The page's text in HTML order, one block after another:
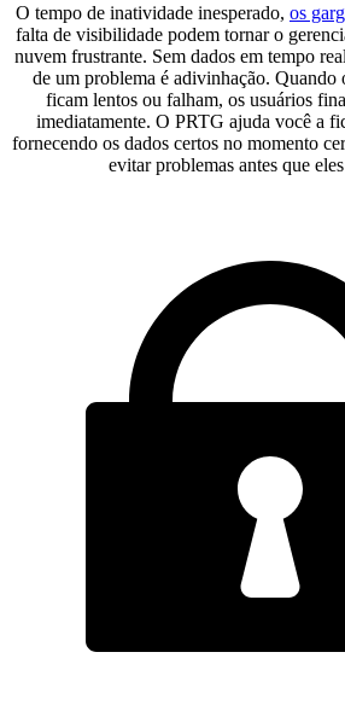
O tempo de inatividade inesperado, os
falta de visibilidade podem tornar o
nuvem frustrante. Sem dados em tempo
de um problema é adivinhação. Quando
ficam lentos ou falham, os usuários
imediatamente. O PRTG ajuda você a
fornecendo os dados certos no momento
evitar problemas antes que